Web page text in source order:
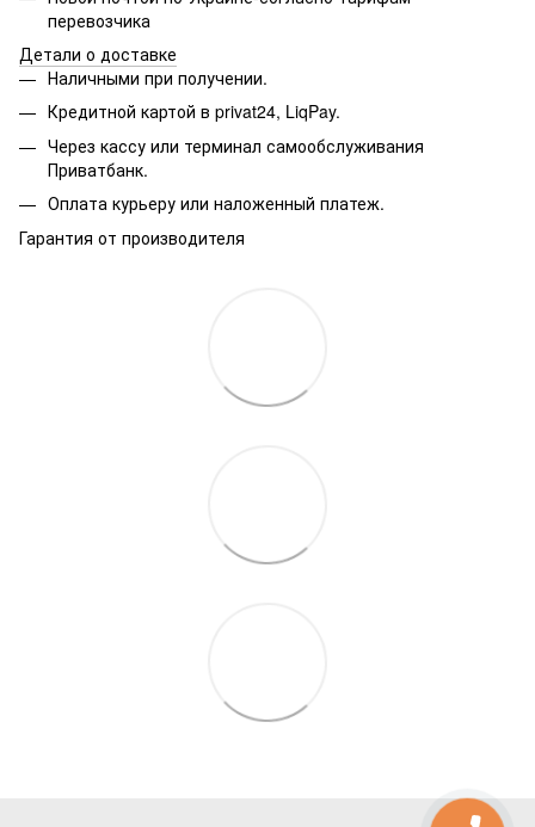
перевозчика
Детали о доставке
Наличными при получении.
Кредитной картой в privat24, LiqPay.
Через кассу или терминал самообслуживания
Приватбанк.
Оплата курьеру или наложенный платеж.
Гарантия от производителя